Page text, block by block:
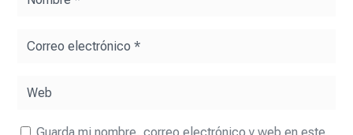
Guarda mi nombre, correo electrónico y web en este